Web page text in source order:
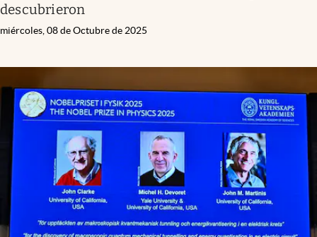
descubrieron
miércoles, 08 de Octubre de 2025